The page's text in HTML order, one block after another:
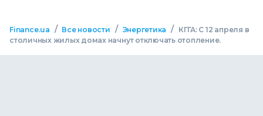
Finance.ua / Все новости / Энергетика /
КГГА: С 12 апреля в
столичных жилых домах начнут отключать отопление.